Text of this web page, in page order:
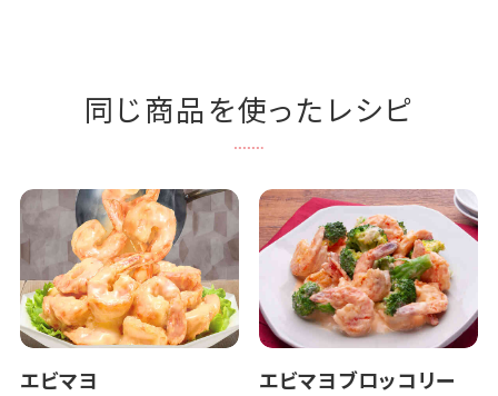
同じ商品を使ったレシピ
エビマヨ エビマヨブロッコリー